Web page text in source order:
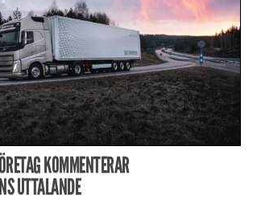
KOMMENTERAR
UTTALANDE